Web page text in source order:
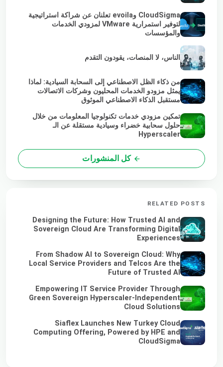
CloudSigma وevoila تعلنان عن شراكة استراتيجية
لتوفير استمرارية VMware لمزودي الخدمات
والمؤسسات
الناس، لا المنصات، يقودون التقدم
من ذكاء الظل الاصطناعي إلى السحابة السيادية: لماذا
يمثل مزودو الخدمات المحليون وشركات الاتصالات
مستقبل الذكاء الاصطناعي الموثوق
تمكين مزودي خدمات تكنولوجيا المعلومات من خلال
حلول سحابية خضراء وسيادية مستقلة عن الـ
Hyperscaler
كل المنشورات
RELATED POSTS
Designing the Future: How Trusted AI and
Sovereign Cloud Are Transforming Digital
Experiences
From Shadow AI to Sovereign Cloud: Why
Local Service Providers and Telcos Are the
Future of Trusted AI
Empowering IT Service Provider Through
Green Sovereign Hyperscaler-Independent
Cloud Solutions
Siaflex Launches New Turkey Cloud
Computing Offering, Powered by HPE and
CloudSigma